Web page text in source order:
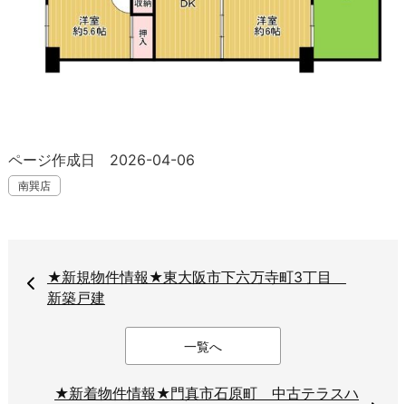
ページ作成日 2026-04-06
南巽店
★新規物件情報★東大阪市下六万寺町3丁目
新築戸建
一覧へ
★新着物件情報★門真市石原町 中古テラスハ